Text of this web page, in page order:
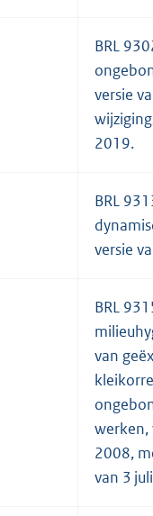
BRL
versie
2019.
BRL
versie
BRL
van
werken,
2008,
van 3